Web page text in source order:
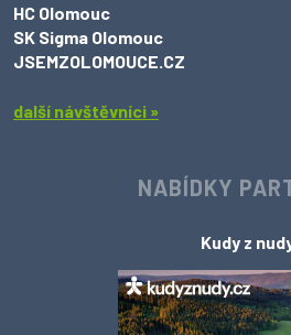
HC Olomouc
SK Sigma Olomouc
JSEMZOLOMOUCE.CZ
další návštěvníci »
NABÍDKY
Kudy z